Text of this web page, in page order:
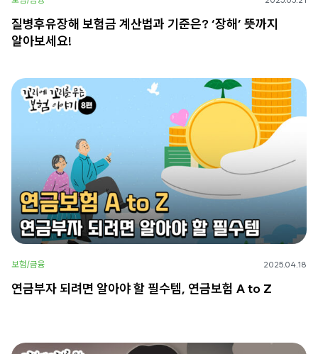
질병후유장해 보험금 계산법과 기준은? ‘장해’ 뜻까지
알아보세요!
보험/금융 2025.04.18
연금부자 되려면 알아야 할 필수템, 연금보험 A to Z